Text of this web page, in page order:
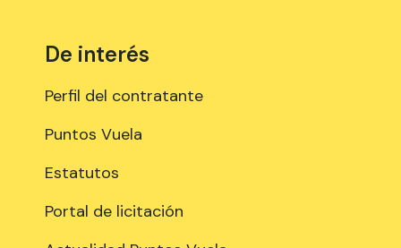
De interés
Perfil del contratante
Puntos Vuela
Estatutos
Portal de licitación